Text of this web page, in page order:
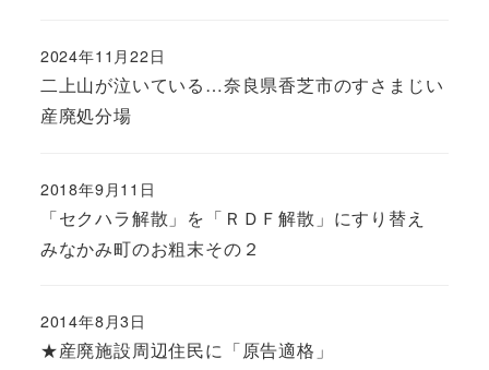
二上山が泣いている…奈良県香芝市のすさまじい
産廃処分場
2024年11月22日
「セクハラ解散」を「ＲＤＦ解散」にすり替え
みなかみ町のお粗末その２
2018年9月11日
★産廃施設周辺住民に「原告適格」
2014年8月3日